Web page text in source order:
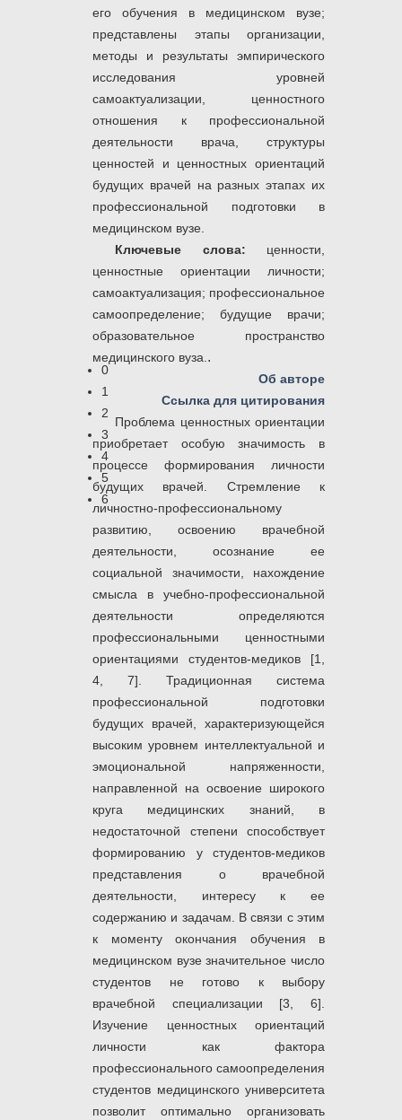
0
1
2
3
4
5
6
его обучения в медицинском вузе;
представлены этапы организации,
методы и результаты эмпирического
исследования уровней
самоактуализации, ценностного
отношения к профессиональной
деятельности врача, структуры
ценностей и ценностных ориентаций
будущих врачей на разных этапах их
профессиональной подготовки в
медицинском вузе.
Ключевые слова: ценности,
ценностные ориентации личности;
самоактуализация; профессиональное
самоопределение; будущие врачи;
образовательное пространство
медицинского вуза. .
Об авторе
Ссылка для цитирования
Проблема ценностных ориентации
приобретает особую значимость в
процессе формирования личности
будущих врачей. Стремление к
личностно-профессиональному
развитию, освоению врачебной
деятельности, осознание ее
социальной значимости, нахождение
смысла в учебно-профессиональной
деятельности определяются
профессиональными ценностными
ориентациями студентов-медиков [1,
4, 7]. Традиционная система
профессиональной подготовки
будущих врачей, характеризующейся
высоким уровнем интеллектуальной и
эмоциональной напряженности,
направленной на освоение широкого
круга медицинских знаний, в
недостаточной степени способствует
формированию у студентов-медиков
представления о врачебной
деятельности, интересу к ее
содержанию и задачам. В связи с этим
к моменту окончания обучения в
медицинском вузе значительное число
студентов не готово к выбору
врачебной специализации [3, 6].
Изучение ценностных ориентаций
личности как фактора
профессионального самоопределения
студентов медицинского университета
позволит оптимально организовать